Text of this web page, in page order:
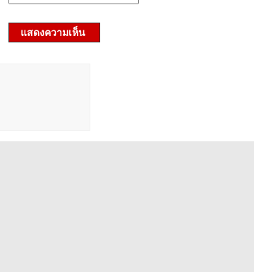
แสดงความเห็น